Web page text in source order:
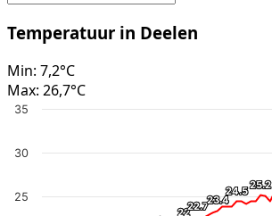
Temperatuur in Deelen
Min: 7,2°C
Max: 26,7°C
22
2222.7
22.723.4
23.4
24.5
24.525.2
25.2
25
30
35